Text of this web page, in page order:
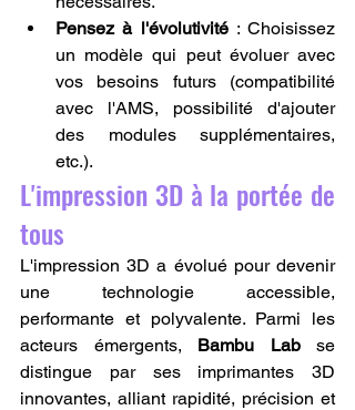
Pensez à l'évolutivité : Choisissez
un modèle qui peut évoluer avec
vos besoins futurs (compatibilité
avec l'AMS, possibilité d'ajouter
des modules supplémentaires,
etc.).
L'impression 3D à la portée de
tous
L'impression 3D a évolué pour devenir
une technologie accessible,
performante et polyvalente. Parmi les
acteurs émergents, Bambu Lab se
distingue par ses imprimantes 3D
innovantes, alliant rapidité, précision et